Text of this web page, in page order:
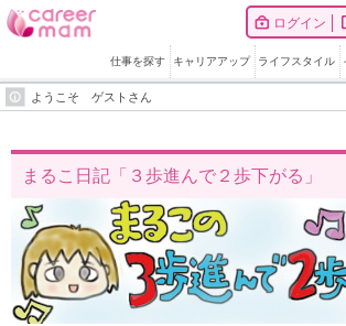
ログイン
仕事を探す キャリアアップ ライフスタイル
ようこそ ゲストさん
まるこ日記「３歩進んで２歩下がる」